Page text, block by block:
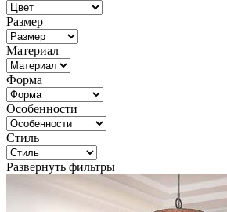
Размер
Материал
Форма
Особенности
Стиль
Развернуть фильтры